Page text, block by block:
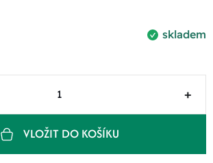
skladem
+
VLOŽIT DO KOŠÍKU